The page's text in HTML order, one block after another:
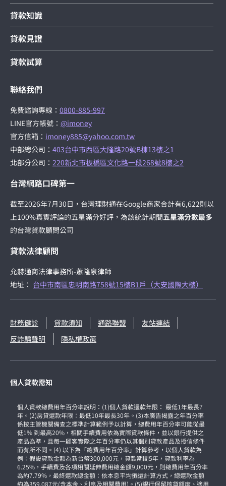
貸款知識
貸款見證
貸款試算
聯絡我們
免費諮詢專線： 0800-885-997
LINE官方帳號： @imoney
官方信箱： imoney885@yahoo.com.tw
中部總公司： 403台中市西區大隆路20號B棟13樓之1
北部分公司： 220新北市板橋區文化路一段268號8樓之2
台灣網路口碑第一
截至2026年7月30日，台灣理財通在Google商家合計有6,622則以
上100%真實評論的五星滿分好評，為該統計期間五星滿分數最多
的台灣貸款顧問公司
貸款法律顧問
允赫通商法律事務所-蕭隆泉律師
地址： 台中市南區忠明南路758號15樓B1戶（大安國際大樓）
財務健診 貸款須知 通路聯盟
友站連結
反詐騙聲明
隱私權政策
個人貸款需知
個人貸款總費用年百分率說明：(1)個人貸款還款年限： 最低1年最長7
年。(2)房貸還款年限：最低10年最長30年。(3)本廣告揭露之年百分率
係按主管機關備查之標準計算範例予以計算，總費用年百分率可能從最
低1% 到最高20%，相關手續費用依為實際貸款條件，並以銀行提供之
產品為準，且每一顧客實際之年百分率仍以其個別貸款產品及授信條件
而有所不同。(4) 以下為「總費用年百分率」計算參考，以個人貸款為
例：假設貸款金額為新台幣300,000元，貸款期間5年，貸款利率為
6.25%，手續費及各項相關延伸費用總金額9,000元，則總費用年百分率
為約7.79%，最終還款總金額：依本息平均攤還計算方式，總還款金額
約為359,087元(含本金、利息及相關費用)。(5)銀行保留核貸額度、適用